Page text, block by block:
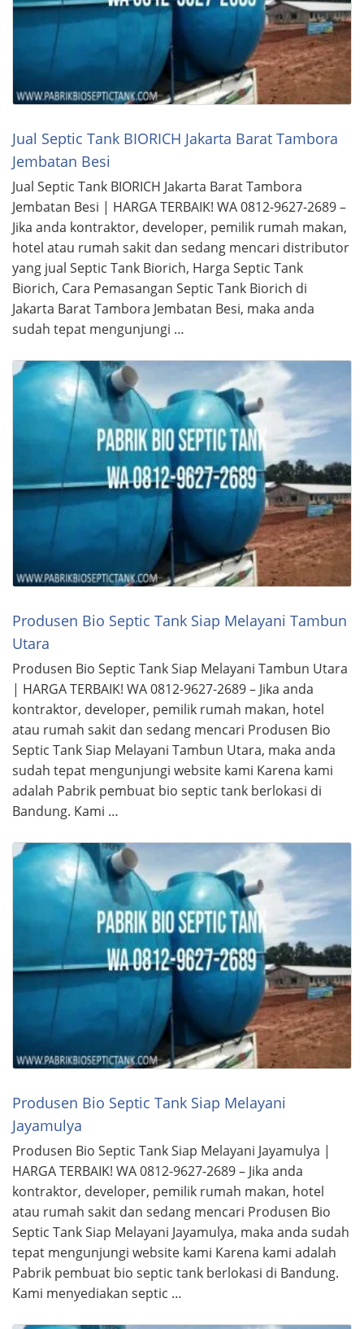
Jual Septic Tank BIORICH Jakarta Barat Tambora
Jembatan Besi
Jual Septic Tank BIORICH Jakarta Barat Tambora
Jembatan Besi | HARGA TERBAIK! WA 0812-9627-2689 –
Jika anda kontraktor, developer, pemilik rumah makan,
hotel atau rumah sakit dan sedang mencari distributor
yang jual Septic Tank Biorich, Harga Septic Tank
Biorich, Cara Pemasangan Septic Tank Biorich di
Jakarta Barat Tambora Jembatan Besi, maka anda
sudah tepat mengunjungi …
Produsen Bio Septic Tank Siap Melayani Tambun
Utara
Produsen Bio Septic Tank Siap Melayani Tambun Utara
| HARGA TERBAIK! WA 0812-9627-2689 – Jika anda
kontraktor, developer, pemilik rumah makan, hotel
atau rumah sakit dan sedang mencari Produsen Bio
Septic Tank Siap Melayani Tambun Utara, maka anda
sudah tepat mengunjungi website kami Karena kami
adalah Pabrik pembuat bio septic tank berlokasi di
Bandung. Kami …
Produsen Bio Septic Tank Siap Melayani
Jayamulya
Produsen Bio Septic Tank Siap Melayani Jayamulya |
HARGA TERBAIK! WA 0812-9627-2689 – Jika anda
kontraktor, developer, pemilik rumah makan, hotel
atau rumah sakit dan sedang mencari Produsen Bio
Septic Tank Siap Melayani Jayamulya, maka anda sudah
tepat mengunjungi website kami Karena kami adalah
Pabrik pembuat bio septic tank berlokasi di Bandung.
Kami menyediakan septic …